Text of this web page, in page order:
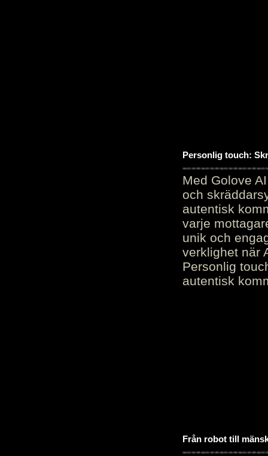
Personlig touch:
Med Golove
och
autentisk
varje
unik och
verklighet när
Personlig
autentisk
Från robot till